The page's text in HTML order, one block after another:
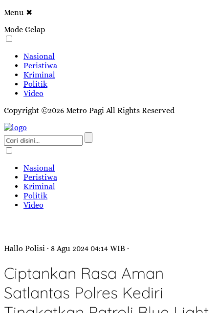
Menu ✖
Mode Gelap
Nasional
Peristiwa
Kriminal
Politik
Video
Copyright ©2026 Metro Pagi All Rights Reserved
Nasional
Peristiwa
Kriminal
Politik
Video
Hallo Polisi · 8 Agu 2024 04:14 WIB ·
Ciptankan Rasa Aman
Satlantas Polres Kediri